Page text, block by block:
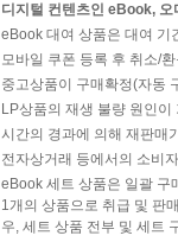
디지털 컨텐츠인 eBook,
eBook 대여 상품은 대여 기
모바일 쿠폰 등록 후 취소/
중고상품이 구매확정(자동
LP상품의 재생 불량 원인
시간의 경과에 의해 재판매
전자상거래 등에서의 소비
eBook 세트 상품은 일괄 구
1개의 상품으로 취급 및 판
우, 세트 상품 전부 및 세트